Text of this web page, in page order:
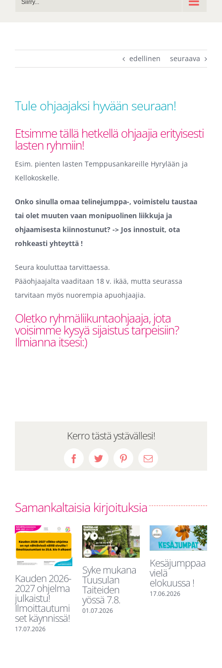
Siirry...
edellinen seuraava
Tule ohjaajaksi hyvään seuraan!
Etsimme tällä hetkellä ohjaajia erityisesti
lasten ryhmiin!
Esim. pienten lasten Temppusankareille Hyrylään ja
Kellokoskelle.
Onko sinulla omaa telinejumppa-, voimistelu taustaa
tai olet muuten vaan monipuolinen liikkuja ja
ohjaamisesta kiinnostunut? -> Jos innostuit, ota
rohkeasti yhteyttä !
Seura kouluttaa tarvittaessa.
Pääohjaajalta vaaditaan 18 v. ikää, mutta seurassa
tarvitaan myös nuorempia apuohjaajia.
Oletko ryhmäliikuntaohjaaja, jota
voisimme kysyä sijaistus tarpeisiin?
Ilmianna itsesi:)
Kerro tästä ystävällesi!
FacebookTwitterPinterestsähköposti
Samankaltaisia kirjoituksia
Kauden 2026-
2027 ohjelma
julkaistu!
Ilmoittautumi
set käynnissä!
17.07.2026
Syke mukana
Tuusulan
Taiteiden
yössä 7.8.
01.07.2026
Kesäjumppaa
vielä
elokuussa !
17.06.2026